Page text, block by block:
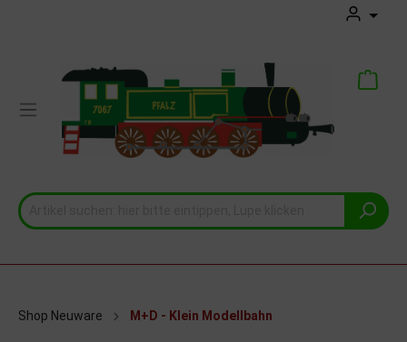
Shop Neuware M+D - Klein Modellbahn